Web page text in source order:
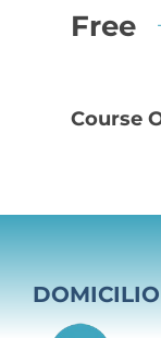
ColaboraFree
Course